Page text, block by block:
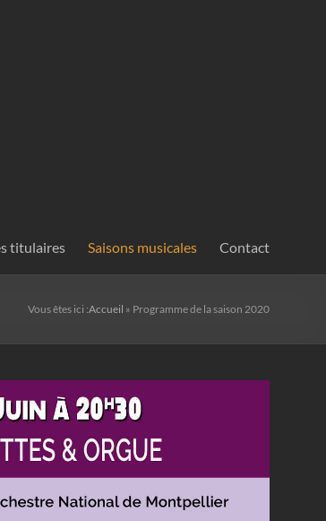
titulaires Saisons musicales Contact
Vous êtes ici :Accueil » Programme de la saison 2020